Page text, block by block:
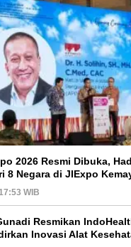
2026 Resmi Dibuka,
8 Negara di JIExpo
WIB
Resmikan
Inovasi Alat